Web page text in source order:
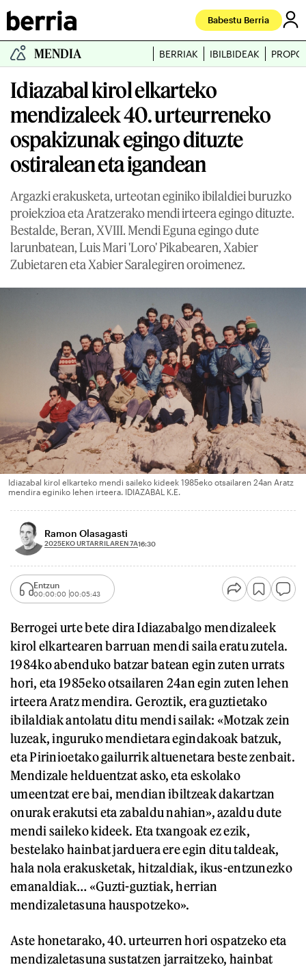
Babestu Berria
MENDIA BERRIAK IBILBIDEAK
Idiazabal kirol elkarteko
mendizaleek 40. urteurreneko
ospakizunak egingo dituzte
ostiralean eta igandean
Argazki erakusketa, urteotan eginiko ibilaldiei buruzko
proiekzioa eta Aratzerako mendi irteera egingo dituzte.
Bestalde, Beran, XVIII. Mendi Eguna egingo dute
larunbatean, Luis Mari 'Loro' Pikabearen, Xabier
Zubietaren eta Xabier Saralegiren oroimenez.
Idiazabal kirol elkarteko mendi saileko kideek 1985eko otsailaren 24an Aratz
mendira eginiko lehen irteera. IDIAZABAL K.E.
Ramon Olasagasti
2025EKO URTARRILAREN 7A16:30
Entzun
00:00:00 00:05:43
Berrogei urte bete dira Idiazabalgo mendizaleek
kirol elkartearen barruan mendi saila eratu zutela.
1984ko abenduko batzar batean egin zuten urrats
hori, eta 1985eko otsailaren 24an egin zuten lehen
irteera Aratz mendira. Geroztik, era guztietako
ibilaldiak antolatu ditu mendi sailak: «Motzak zein
luzeak, inguruko mendietara egindakoak batzuk,
eta Pirinioetako gailurrik altuenetara beste zenbait.
Mendizale helduentzat asko, eta eskolako
umeentzat ere bai, mendian ibiltzeak dakartzan
onurak erakutsi eta zabaldu nahian», azaldu dute
mendi saileko kideek. Eta txangoak ez ezik,
bestelako hainbat jarduera ere egin ditu taldeak,
hala nola erakusketak, hitzaldiak, ikus-entzunezko
emanaldiak… «Guzti-guztiak, herrian
mendizaletasuna hauspotzeko».
Aste honetarako, 40. urteurren hori ospatzeko eta
mendizaletasuna sustatzen jarraitzeko, hainbat